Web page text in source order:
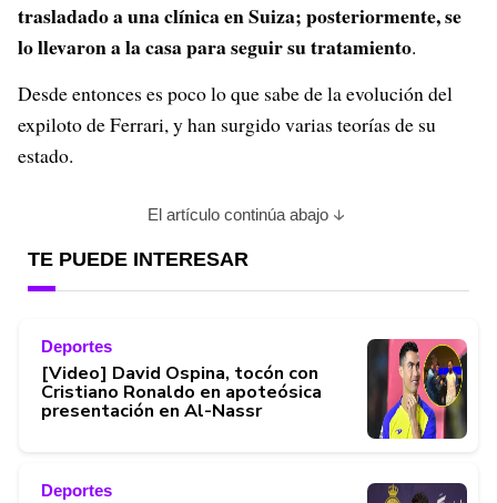
trasladado a una clínica en Suiza; posteriormente, se
lo llevaron a la casa para seguir su tratamiento.
Desde entonces es poco lo que sabe de la evolución del
expiloto de Ferrari, y han surgido varias teorías de su
estado.
El artículo continúa abajo
TE PUEDE INTERESAR
Deportes
[Video] David Ospina, tocón con
Cristiano Ronaldo en apoteósica
presentación en Al-Nassr
Deportes